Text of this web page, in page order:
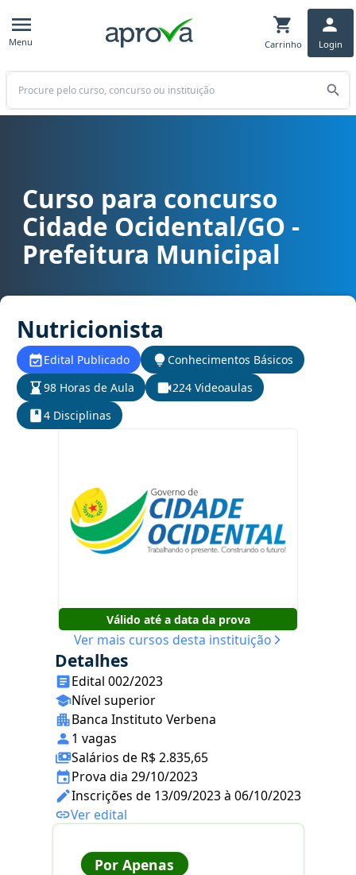
Menu Carrinho Login
Buscar
Curso para concurso Cidade Ocidental/GO - Prefeitura Municipal
Curso para concurso
Cidade Ocidental/GO -
Prefeitura Municipal
Nutricionista
Edital Publicado
Conhecimentos Básicos
98 Horas de Aula
224 Videoaulas
4 Disciplinas
Válido até a data da prova
Ver mais cursos desta instituição
Detalhes
Edital 002/2023
Nível superior
Banca Instituto Verbena
1 vagas
Salários de R$ 2.835,65
Prova dia 29/10/2023
Inscrições de 13/09/2023 à 06/10/2023
Ver edital
Por Apenas